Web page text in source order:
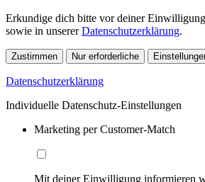
Erkundige dich bitte vor deiner
sowie in unsererDatenschutzerklärung.
Zustimmen Nur erforderliche
Datenschutzerklärung
Individuelle Datenschutz-Einstellungen
Marketing per Customer-Match
Mit deiner Einwilligung informieren